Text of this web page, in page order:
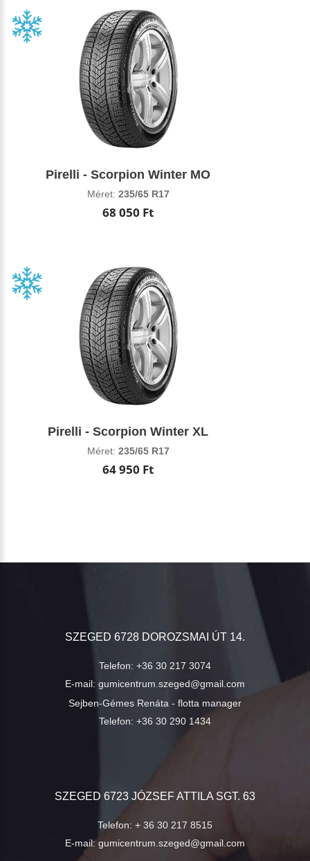
Pirelli - Scorpion Winter MO
Méret: 235/65 R17
68 050 Ft
Pirelli - Scorpion Winter XL
Méret: 235/65 R17
64 950 Ft
SZEGED 6728 DOROZSMAI ÚT 14.
Telefon: +36 30 217 3074
E-mail: gumicentrum.szeged@gmail.com
Sejben-Gémes Renáta - flotta manager
Telefon: +36 30 290 1434
SZEGED 6723 JÓZSEF ATTILA SGT. 63
Telefon: + 36 30 217 8515
E-mail:gumicentrum.szeged@gmail.com